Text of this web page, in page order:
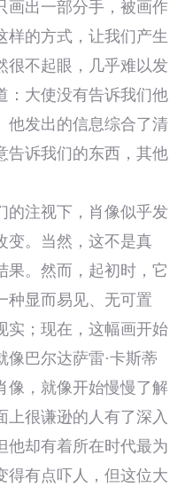
画出一部分手，被画作
样的方式，让我们产生
很不起眼，几乎难以发
：大使没有告诉我们他
他发出的信息综合了清
告诉我们的东西，其他
注视下，肖像似乎发
变。当然，这不是真
果。然而，起初时，它
种显而易见、无可置
实；现在，这幅画开始
巴尔达萨雷·卡斯蒂
像，就像开始慢慢了解
上很谦逊的人有了深入
他却有着所在时代最为
得有点吓人，但这位大